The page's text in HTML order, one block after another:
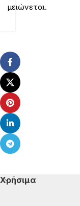
μειώνεται.
Χρήσιμα